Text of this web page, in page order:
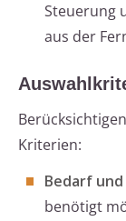
Steuerung
aus der
Kriterien:
Bedarf
benötigt